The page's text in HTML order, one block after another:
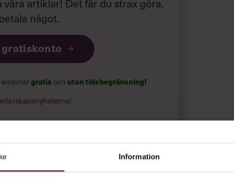
Information
något.
gratis och utan tidsbegränsning!
part.Läs vår integritetspolicy här.